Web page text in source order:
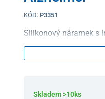
KÓD: P3351
Silikonový náramek s
Skladem >10ks